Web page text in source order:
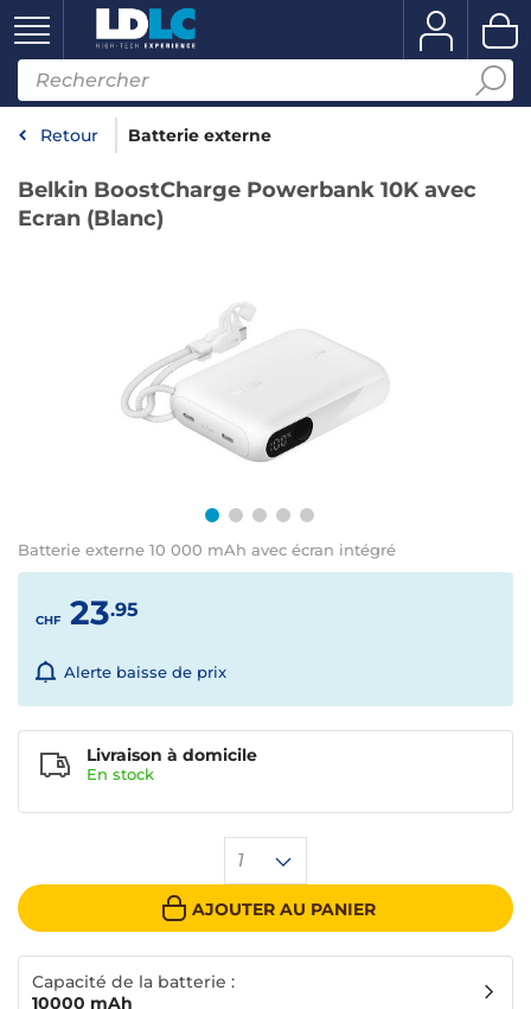
Retour Batterie externe
Belkin BoostCharge Powerbank 10K avec
Ecran (Blanc)
Batterie externe 10 000 mAh avec écran intégré
CHF 23.95
Alerte baisse de prix
1
AJOUTER AU PANIER
Livraison à domicile
En stock
Capacité de la batterie :
10000 mAh